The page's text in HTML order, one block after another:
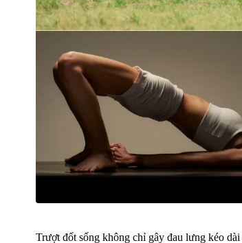
Trượt đốt sống không chỉ gây đau lưng kéo